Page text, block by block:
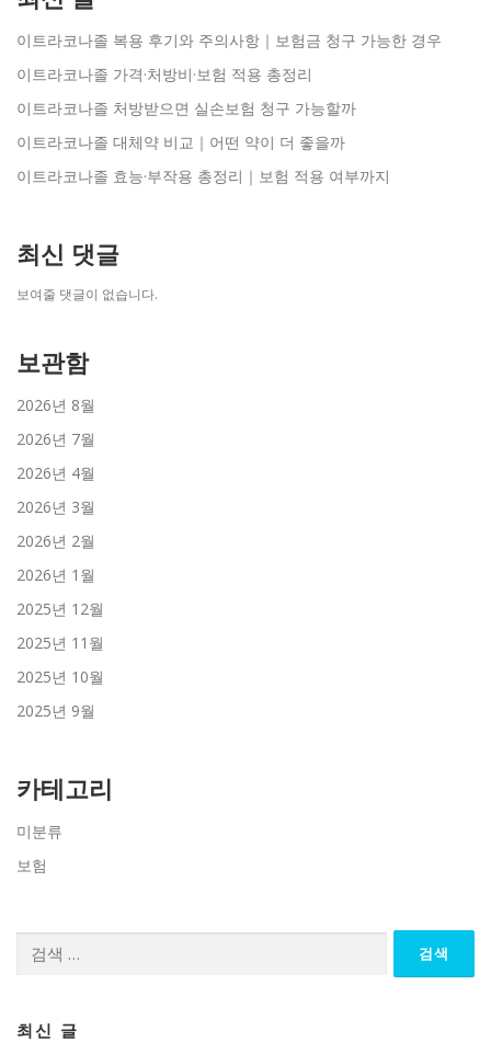
이트라코나졸 복용 후기와 주의사항｜보험금 청구 가능한 경우
이트라코나졸 가격·처방비·보험 적용 총정리
이트라코나졸 처방받으면 실손보험 청구 가능할까
이트라코나졸 대체약 비교｜어떤 약이 더 좋을까
이트라코나졸 효능·부작용 총정리｜보험 적용 여부까지
최신 댓글
보여줄 댓글이 없습니다.
보관함
2026년 8월
2026년 7월
2026년 4월
2026년 3월
2026년 2월
2026년 1월
2025년 12월
2025년 11월
2025년 10월
2025년 9월
카테고리
미분류
보험
최신 글